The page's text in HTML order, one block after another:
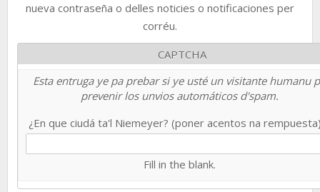
nueva contraseña o delles noticies o notificaciones per
corréu.
CAPTCHA
Esta entruga ye pa prebar si ye usté un visitante humanu
prevenir los unvios automáticos d'spam.
¿En que ciudá ta'l Niemeyer? (poner acentos na
Fill in the blank.